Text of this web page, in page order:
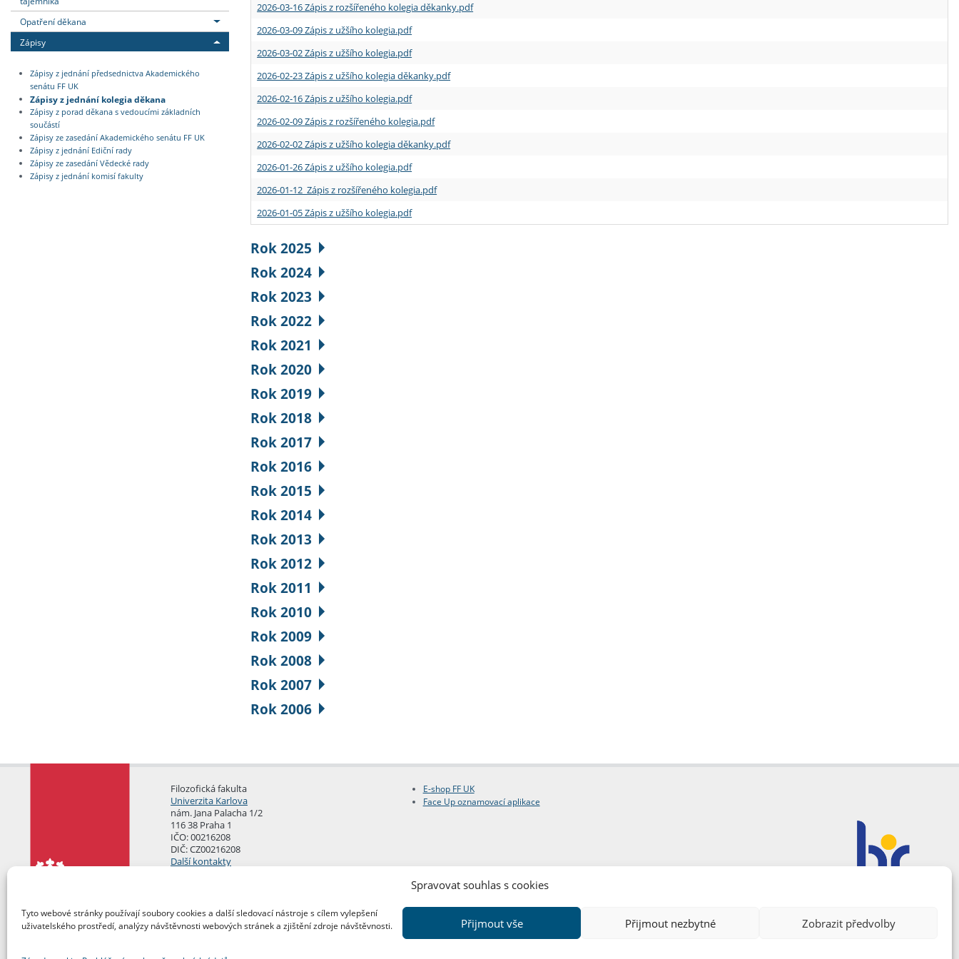
Spravovat souhlas s cookies
Tyto webové stránky používají soubory cookies a další sledovací nástroje s cílem vylepšení
uživatelského prostředí, analýzy návštěvnosti webových stránek a zjištění zdroje návštěvnosti.
Přijmout vše Přijmout nezbytné Zobrazit předvolby
Opatření děkana
Zápisy
Zápisy z jednání předsednictva Akademického
senátu FF UK
Zápisy z jednání kolegia děkana
Zápisy z porad děkana s vedoucími základních
součástí
Zápisy ze zasedání Akademického senátu FF UK
Zápisy z jednání Ediční rady
Zápisy ze zasedání Vědecké rady
Zápisy z jednání komisí fakulty
2026-03-16 Zápis z rozšířeného kolegia děkanky.pdf
2026-03-09 Zápis z užšího kolegia.pdf
2026-03-02 Zápis z užšího kolegia.pdf
2026-02-23 Zápis z užšího kolegia děkanky.pdf
2026-02-16 Zápis z užšího kolegia.pdf
2026-02-09 Zápis z rozšířeného kolegia.pdf
2026-02-02 Zápis z užšího kolegia děkanky.pdf
2026-01-26 Zápis z užšího kolegia.pdf
2026-01-12 Zápis z rozšířeného kolegia.pdf
2026-01-05 Zápis z užšího kolegia.pdf
Rok 2025
Rok 2024
Rok 2023
Rok 2022
Rok 2021
Rok 2020
Rok 2019
Rok 2018
Rok 2017
Rok 2016
Rok 2015
Rok 2014
Rok 2013
Rok 2012
Rok 2011
Rok 2010
Rok 2009
Rok 2008
Rok 2007
Rok 2006
Filozofická fakulta
Univerzita Karlova
nám. Jana Palacha 1/2
116 38 Praha 1
IČO: 00216208
DIČ: CZ00216208
Další kontakty
E-shop FF UK
Face Up oznamovací aplikace